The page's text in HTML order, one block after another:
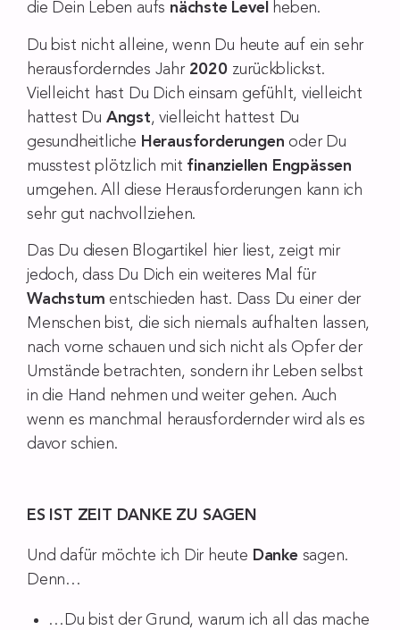
die Dein Leben aufs nächste Level heben.
Du bist nicht alleine, wenn Du heute auf ein sehr
herausforderndes Jahr 2020zurückblickst.
Vielleicht hast Du Dich einsam gefühlt, vielleicht
hattest Du Angst, vielleicht hattest Du
gesundheitliche Herausforderungen oder Du
musstest plötzlich mit finanziellen Engpässen
umgehen. All diese Herausforderungen kann ich
sehr gut nachvollziehen.
Das Du diesen Blogartikel hier liest, zeigt mir
jedoch, dass Du Dich ein weiteres Mal für
Wachstum entschieden hast. Dass Du einer der
Menschen bist, die sich niemals aufhalten lassen,
nach vorne schauen und sich nicht als Opfer der
Umstände betrachten, sondern ihr Leben selbst
in die Hand nehmen und weiter gehen. Auch
wenn es manchmal herausfordernder wird als es
davor schien.
ES IST ZEIT DANKE ZU SAGEN
Und dafür möchte ich Dir heute Dankesagen.
Denn…
…Du bist der Grund, warum ich all das mache